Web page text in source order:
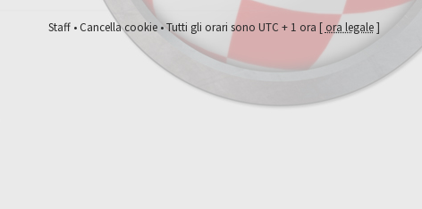
Staff•Cancella cookie• Tutti gli orari sono UTC + 1 ora [ ora legale]